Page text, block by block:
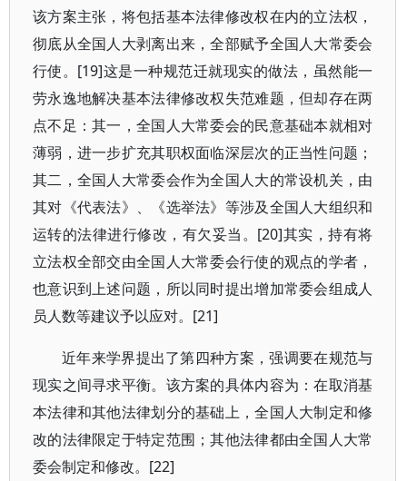
该方案主张，将包括基本法律修改权在内的立法权，
彻底从全国人大剥离出来，全部赋予全国人大常委会
行使。[19]这是一种规范迁就现实的做法，虽然能一
劳永逸地解决基本法律修改权失范难题，但却存在两
点不足：其一，全国人大常委会的民意基础本就相对
薄弱，进一步扩充其职权面临深层次的正当性问题；
其二，全国人大常委会作为全国人大的常设机关，由
其对《代表法》、《选举法》等涉及全国人大组织和
运转的法律进行修改，有欠妥当。[20]其实，持有将
立法权全部交由全国人大常委会行使的观点的学者，
也意识到上述问题，所以同时提出增加常委会组成人
员人数等建议予以应对。[21]
近年来学界提出了第四种方案，强调要在规范与
现实之间寻求平衡。该方案的具体内容为：在取消基
本法律和其他法律划分的基础上，全国人大制定和修
改的法律限定于特定范围；其他法律都由全国人大常
委会制定和修改。[22]